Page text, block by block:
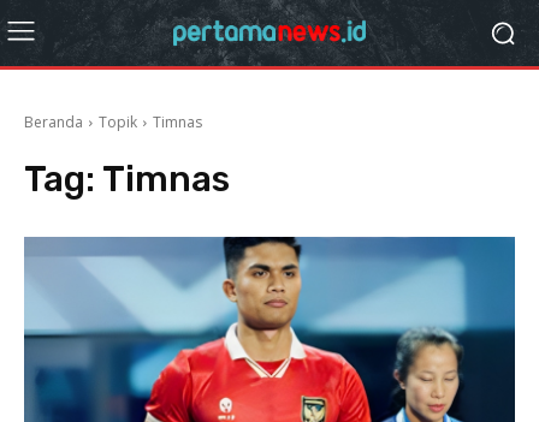
Beranda Topik Timnas
Tag: Timnas